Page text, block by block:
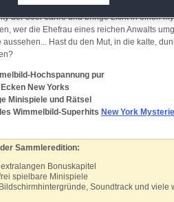
der 50er Jahre und bringe Licht in einen
wer die Ehefrau eines reichen Anwalts
Hast du den Mut, in die kalte,
Hochspannung pur
New Yorks
Minispiele und Rätsel
Wimmelbild-Superhits New York
Sammleredition:
Bonuskapitel
spielbare Minispiele
Soundtrack und viele
Match and combine data
Identify devices based on
Save and communicate